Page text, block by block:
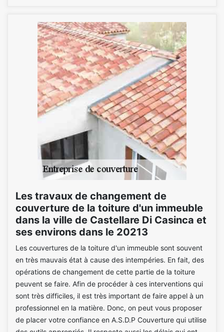
Les travaux de changement de
couverture de la toiture d'un immeuble
dans la ville de Castellare Di Casinca et
ses environs dans le 20213
Les couvertures de la toiture d'un immeuble sont souvent
en très mauvais état à cause des intempéries. En fait, des
opérations de changement de cette partie de la toiture
peuvent se faire. Afin de procéder à ces interventions qui
sont très difficiles, il est très important de faire appel à un
professionnel en la matière. Donc, on peut vous proposer
de placer votre confiance en A.S.D.P Couverture qui utilise